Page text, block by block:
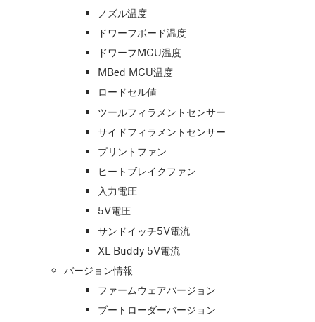
ノズル温度
ドワーフボード温度
ドワーフMCU温度
MBed MCU温度
ロードセル値
ツールフィラメントセンサー
サイドフィラメントセンサー
プリントファン
ヒートブレイクファン
入力電圧
5V電圧
サンドイッチ5V電流
XL Buddy 5V電流
バージョン情報
ファームウェアバージョン
ブートローダーバージョン